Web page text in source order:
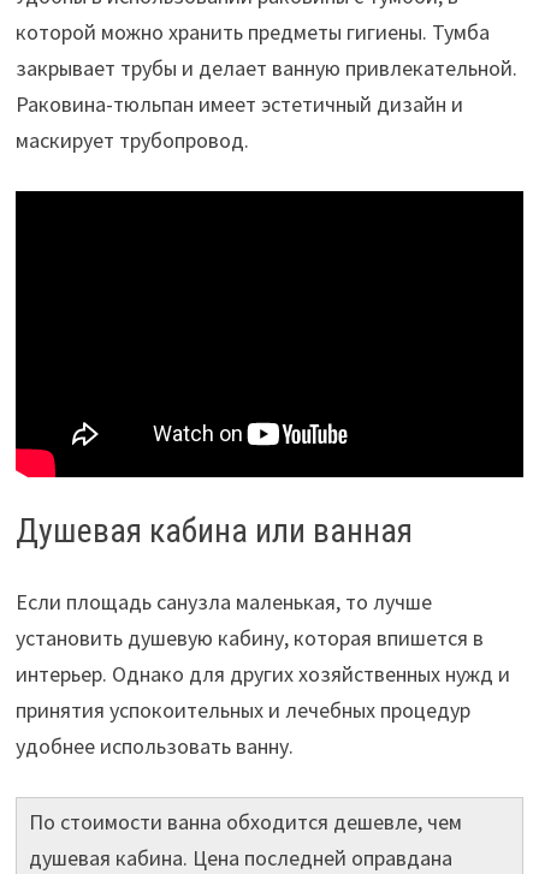
которой можно хранить предметы гигиены. Тумба
закрывает трубы и делает ванную привлекательной.
Раковина-тюльпан имеет эстетичный дизайн и
маскирует трубопровод.
Душевая кабина или ванная
Если площадь санузла маленькая, то лучше
установить душевую кабину, которая впишется в
интерьер. Однако для других хозяйственных нужд и
принятия успокоительных и лечебных процедур
удобнее использовать ванну.
По стоимости ванна обходится дешевле, чем
душевая кабина. Цена последней оправдана